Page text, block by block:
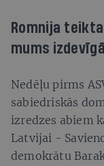
Romnija
mums
Nedēļu pirms
sabiedriskās
izredzes abiem
Latvijai -
demokrātu